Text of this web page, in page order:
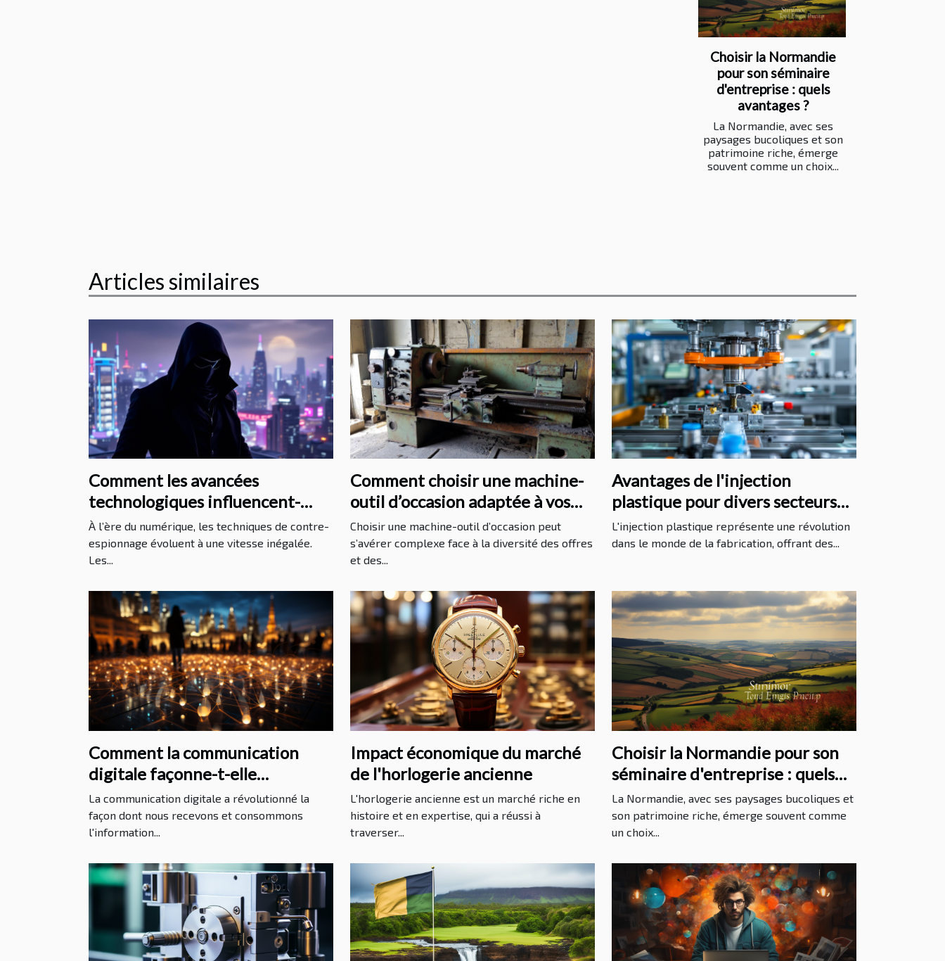
Choisir la Normandie
pour son séminaire
d'entreprise : quels
avantages ?
La Normandie, avec ses
paysages bucoliques et son
patrimoine riche, émerge
souvent comme un choix...
Articles similaires
Comment les avancées
technologiques influencent-
elles les méthodes de contre-
espionnage ?
À l’ère du numérique, les techniques de contre-
espionnage évoluent à une vitesse inégalée.
Les...
Comment choisir une machine-
outil d’occasion adaptée à vos
besoins ?
Choisir une machine-outil d’occasion peut
s’avérer complexe face à la diversité des offres
et des...
Avantages de l'injection
plastique pour divers secteurs
industriels
L'injection plastique représente une révolution
dans le monde de la fabrication, offrant des...
Comment la communication
digitale façonne-t-elle
l'information internationale?
La communication digitale a révolutionné la
façon dont nous recevons et consommons
l'information...
Impact économique du marché
de l'horlogerie ancienne
L'horlogerie ancienne est un marché riche en
histoire et en expertise, qui a réussi à
traverser...
Choisir la Normandie pour son
séminaire d'entreprise : quels
avantages ?
La Normandie, avec ses paysages bucoliques et
son patrimoine riche, émerge souvent comme
un choix...